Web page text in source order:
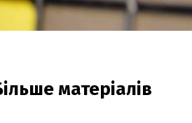
матеріалів